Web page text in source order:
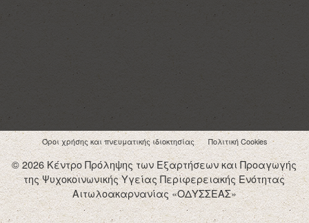
Όροι χρήσης και πνευματικής ιδιοκτησίας Πολιτική Cookies
© 2026 Κέντρο Πρόληψης των Εξαρτήσεων και Προαγωγής
της Ψυχοκοινωνικής Υγείας Περιφερειακής Ενότητας
Αιτωλοακαρνανίας «ΟΔΥΣΣΕΑΣ»